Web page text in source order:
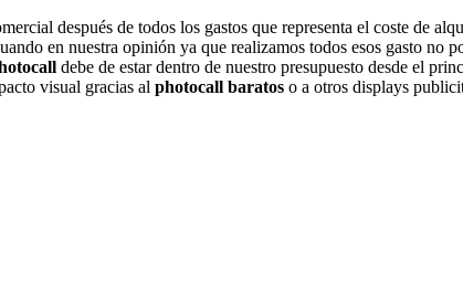
después de todos los gastos que representa el coste de
en nuestra opinión ya que realizamos todos esos gasto no
debe de estar dentro de nuestro presupuesto desde el
visual gracias al photocall baratos o a otros displays